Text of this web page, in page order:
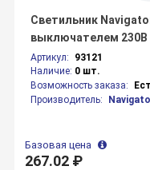
Артикул:
93121
Наличие: 0 шт.
Возможность заказа:
Производитель:
Светильник
выключателем 230В
Базовая цена
267.02 ₽